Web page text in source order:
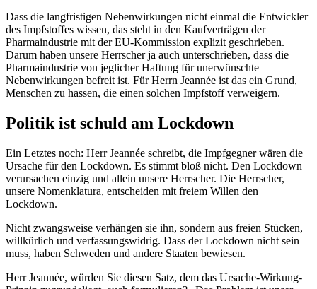
Dass die langfristigen Nebenwirkungen nicht einmal die Entwickler
des Impfstoffes wissen, das steht in den Kaufverträgen der
Pharmaindustrie mit der EU-Kommission explizit geschrieben.
Darum haben unsere Herrscher ja auch unterschrieben, dass die
Pharmaindustrie von jeglicher Haftung für unerwünschte
Nebenwirkungen befreit ist. Für Herrn Jeannée ist das ein Grund,
Menschen zu hassen, die einen solchen Impfstoff verweigern.
Politik ist schuld am Lockdown
Ein Letztes noch: Herr Jeannée schreibt, die Impfgegner wären die
Ursache für den Lockdown. Es stimmt bloß nicht. Den Lockdown
verursachen einzig und allein unsere Herrscher. Die Herrscher,
unsere Nomenklatura, entscheiden mit freiem Willen den
Lockdown.
Nicht zwangsweise verhängen sie ihn, sondern aus freien Stücken,
willkürlich und verfassungswidrig. Dass der Lockdown nicht sein
muss, haben Schweden und andere Staaten bewiesen.
Herr Jeannée, würden Sie diesen Satz, dem das Ursache-Wirkung-